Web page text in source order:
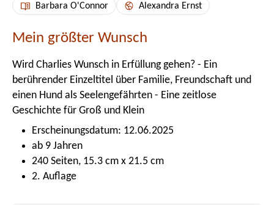
Barbara O'Connor Alexandra Ernst
Mein größter Wunsch
Wird Charlies Wunsch in Erfüllung gehen? - Ein
berührender Einzeltitel über Familie, Freundschaft und
einen Hund als Seelengefährten - Eine zeitlose
Geschichte für Groß und Klein
Erscheinungsdatum: 12.06.2025
ab 9 Jahren
240 Seiten, 15.3 cm x 21.5 cm
2. Auflage